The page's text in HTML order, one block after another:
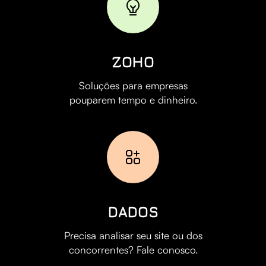
ZOHO
Soluções para empresas
pouparem tempo e dinheiro.
DADOS
Precisa analisar seu site ou dos
concorrentes? Fale conosco.